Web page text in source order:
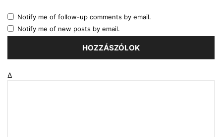
Notify me of follow-up comments by email.
Notify me of new posts by email.
Δ